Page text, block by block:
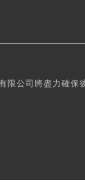
限公司將盡力確